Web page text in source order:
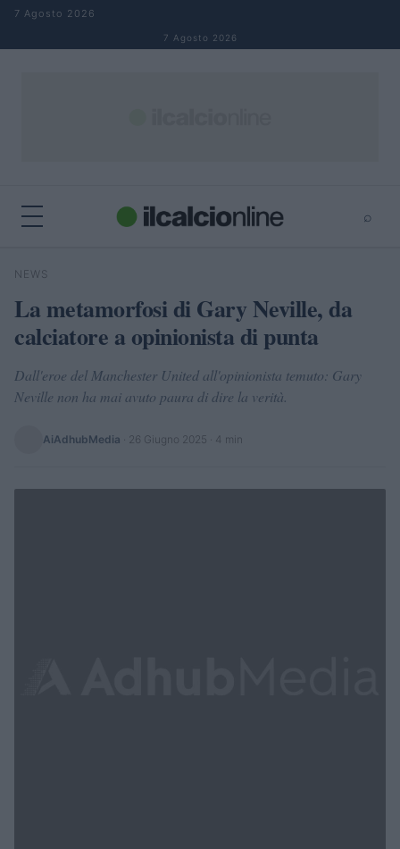
Salta al contenuto
7 Agosto 2026
7 Agosto 2026
⌕
Cerca
NEWS
La metamorfosi di Gary Neville, da
calciatore a opinionista di punta
Dall'eroe del Manchester United all'opinionista temuto: Gary
Neville non ha mai avuto paura di dire la verità.
AiAdhubMedia 26 Giugno 2025 · 4 min